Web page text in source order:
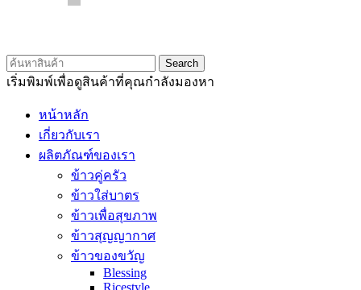
Search
เริ่มพิมพ์เพื่อดูสินค้าที่คุณกำลังมองหา
หน้าหลัก
เกี่ยวกับเรา
ผลิตภัณฑ์ของเรา
ข้าวคู่ครัว
ข้าวใส่บาตร
ข้าวเพื่อสุขภาพ
ข้าวสุญญากาศ
ข้าวของขวัญ
Blessing